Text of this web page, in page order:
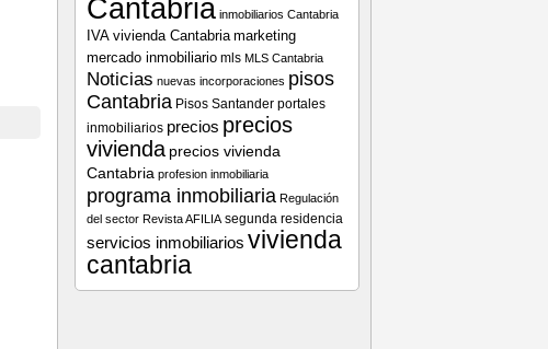
Cantabria inmobiliarios Cantabria
IVA vivienda Cantabria marketing
mercado inmobiliario mls MLS Cantabria
Noticias nuevas incorporaciones pisos
Cantabria Pisos Santander portales
inmobiliarios precios precios
vivienda precios vivienda
Cantabria profesion inmobiliaria
programa inmobiliaria Regulación
del sector Revista AFILIA segunda residencia
servicios inmobiliarios vivienda
cantabria